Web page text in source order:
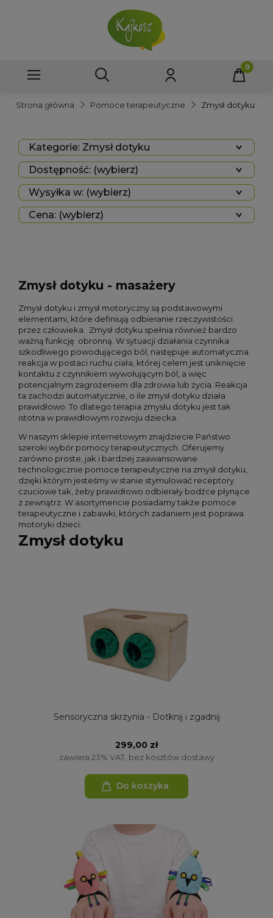
Strona główna Pomoce terapeutyczne Zmysł dotyku
Kategorie: Zmysł dotyku
Dostępność: (wybierz)
Wysyłka w: (wybierz)
Cena: (wybierz)
Zmysł dotyku - masażery
Zmysł dotyku i zmysł motoryczny są podstawowymi
elementami, które definiują odbieranie rzeczywistości
przez człowieka. Zmysł dotyku spełnia również bardzo
ważną funkcję obronną. W sytuacji działania czynnika
szkodliwego powodującego ból, następuje automatyczna
reakcja w postaci ruchu ciała, której celem jest uniknięcie
kontaktu z czynnikiem wywołującym ból, a więc
potencjalnym zagrożeniem dla zdrowia lub życia. Reakcja
ta zachodzi automatycznie, o ile zmysł dotyku działa
prawidłowo. To dlatego terapia zmysłu dotyku jest tak
istotna w prawidłowym rozwoju dziecka.
W naszym sklepie internetowym znajdziecie Państwo
szeroki wybór pomocy terapeutycznych. Oferujemy
zarówno proste, jak i bardziej zaawansowane
technologicznie pomoce terapeutyczne na zmysł dotyku,
dzięki którym jesteśmy w stanie stymulować receptory
czuciowe tak, żeby prawidłowo odbierały bodźce płynące
z zewnątrz. W asortymencie posiadamy także pomoce
terapeutyczne i zabawki, których zadaniem jest poprawa
motoryki dzieci.
Zmysł dotyku
Sensoryczna skrzynia - Dotknij i zgadnij
299,00 zł
zawiera 23% VAT, bez kosztów dostawy
Do koszyka